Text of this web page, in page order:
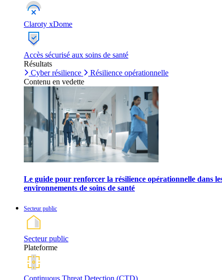
Claroty xDome
Accès sécurisé aux soins de santé
Résultats
Cyber résilience
Résilience opérationnelle
Contenu en vedette
Le guide pour renforcer la résilience opérationnelle dans
environnements de soins de santé
Secteur public
Secteur public
Plateforme
Continuous Threat Detection (CTD)